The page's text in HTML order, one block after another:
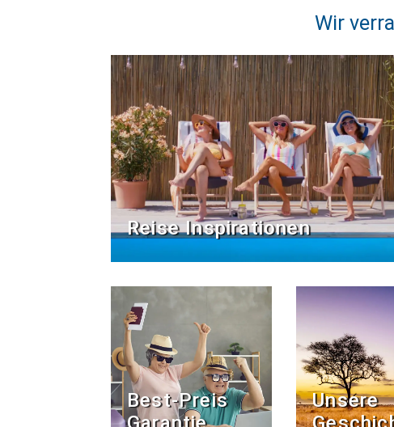
Wir
Reise Inspirationen
Best-Preis
Unsere